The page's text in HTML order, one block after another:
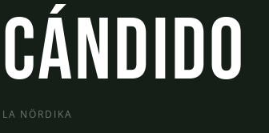
Cándido
LA NÖRDIKA